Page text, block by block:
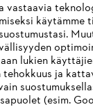
vastaavia
käytämme
lukien
ja
(esim.